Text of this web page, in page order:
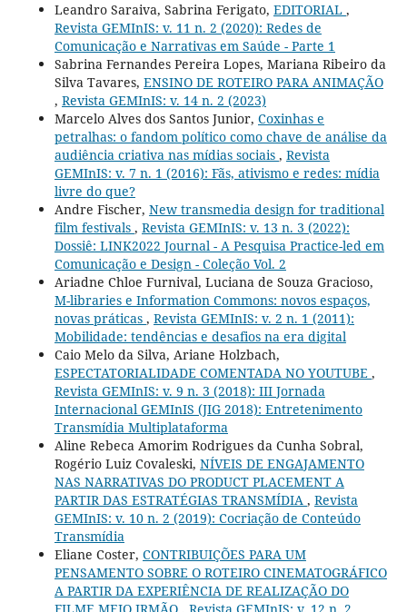
Leandro Saraiva, Sabrina Ferigato, EDITORIAL ,
Revista GEMInIS: v. 11 n. 2 (2020): Redes de
Comunicação e Narrativas em Saúde - Parte 1
Sabrina Fernandes Pereira Lopes, Mariana Ribeiro da
Silva Tavares, ENSINO DE ROTEIRO PARA ANIMAÇÃO
, Revista GEMInIS: v. 14 n. 2 (2023)
Marcelo Alves dos Santos Junior, Coxinhas e
petralhas: o fandom político como chave de análise da
audiência criativa nas mídias sociais , Revista
GEMInIS: v. 7 n. 1 (2016): Fãs, ativismo e redes: mídia
livre do que?
Andre Fischer, New transmedia design for traditional
film festivals , Revista GEMInIS: v. 13 n. 3 (2022):
Dossiê: LINK2022 Journal - A Pesquisa Practice-led em
Comunicação e Design - Coleção Vol. 2
Ariadne Chloe Furnival, Luciana de Souza Gracioso,
M-libraries e Information Commons: novos espaços,
novas práticas , Revista GEMInIS: v. 2 n. 1 (2011):
Mobilidade: tendências e desafios na era digital
Caio Melo da Silva, Ariane Holzbach,
ESPECTATORIALIDADE COMENTADA NO YOUTUBE ,
Revista GEMInIS: v. 9 n. 3 (2018): III Jornada
Internacional GEMInIS (JIG 2018): Entretenimento
Transmídia Multiplataforma
Aline Rebeca Amorim Rodrigues da Cunha Sobral,
Rogério Luiz Covaleski, NÍVEIS DE ENGAJAMENTO
NAS NARRATIVAS DO PRODUCT PLACEMENT A
PARTIR DAS ESTRATÉGIAS TRANSMÍDIA , Revista
GEMInIS: v. 10 n. 2 (2019): Cocriação de Conteúdo
Transmídia
Eliane Coster, CONTRIBUIÇÕES PARA UM
PENSAMENTO SOBRE O ROTEIRO CINEMATOGRÁFICO
A PARTIR DA EXPERIÊNCIA DE REALIZAÇÃO DO